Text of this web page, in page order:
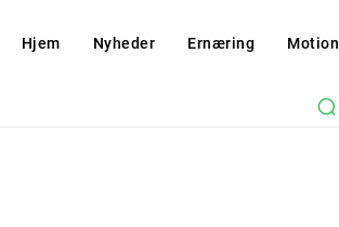
Hjem Nyheder Ernæring Motion